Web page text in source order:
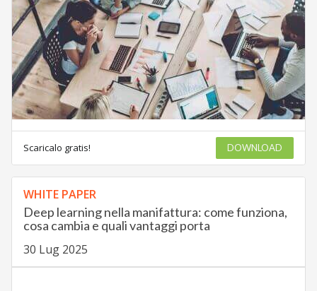
Scaricalo gratis! DOWNLOAD
WHITE PAPER
Deep learning nella manifattura: come funziona,
cosa cambia e quali vantaggi porta
30 Lug 2025